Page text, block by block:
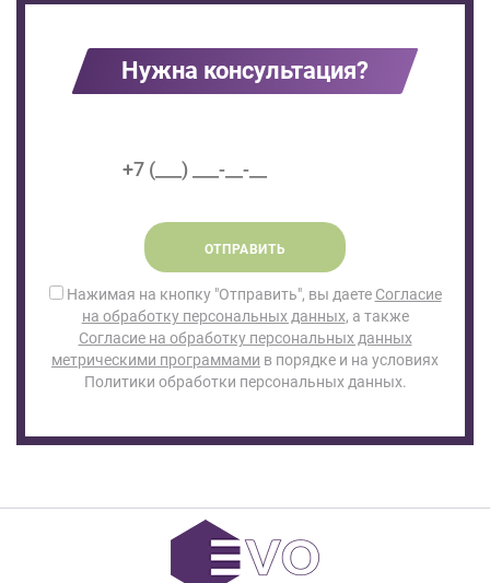
Нужна консультация?
ОТПРАВИТЬ
Нажимая на кнопку "Отправить", вы даете Согласие
на обработку персональных данных, а также
Согласие на обработку персональных данных
метрическими программами в порядке и на условиях
Политики обработки персональных данных.